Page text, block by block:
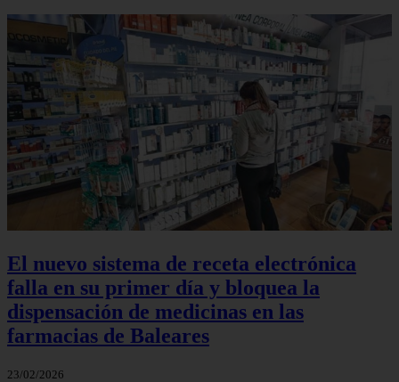
El nuevo sistema de receta electrónica
falla en su primer día y bloquea la
dispensación de medicinas en las
farmacias de Baleares
23/02/2026